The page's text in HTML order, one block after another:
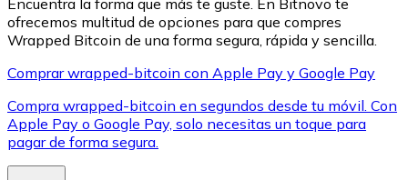
Ver todo
ofrecemos multitud de opciones para que compres
Wrapped Bitcoin de una forma segura, rápida y sencilla.
Comprar wrapped-bitcoin con Apple Pay y Google Pay
Compra wrapped-bitcoin en segundos desde tu móvil. Con
Apple Pay o Google Pay, solo necesitas un toque para
pagar de forma segura.